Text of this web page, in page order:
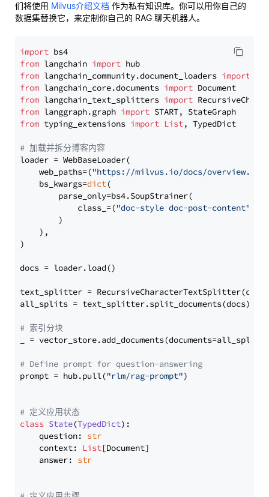
们将使用 Milvus介绍文档 作为私有知识库。你可以用你自己的
数据集替换它，来定制你自己的 RAG 聊天机器人。
import
from langchain import
from langchain_community.document_loaders import
from langchain_core.documents import
from langchain_text_splitters import
from langgraph.graph import
from typing_extensions import List, TypedDict
# 加载并拆分博客内容
loader = WebBaseLoader(
    web_paths=(
"https://milvus.io/docs/overview.md"
    bs_kwargs=
dict(
        parse_only=bs4.SoupStrainer(
            class_=(
"doc-style doc-post-content"
        )
    ),
)
docs = loader.load()
text_splitter =
all_splits = text_splitter.split_documents(docs)
# 索引分块
_ = vector_store.add_documents(documents=all_splits)
# Define prompt for question-answering
prompt = hub.pull("rlm/rag-prompt")
# 定义应用状态
class State(TypedDict):
    question:
str
    context:
List[Document]
    answer:
str